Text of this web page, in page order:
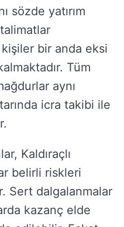
sözde yatırım
bir anda eksi
Tüm
aynı
icra takibi ile
Kaldıraçlı
belirli riskleri
Sert dalgalanmalar
kazanç elde